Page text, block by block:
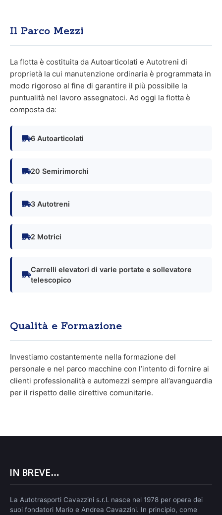
Il Parco Mezzi
La flotta è costituita da Autoarticolati e Autotreni di
proprietà la cui manutenzione ordinaria è programmata in
modo rigoroso al fine di garantire il più possibile la
puntualità nel lavoro assegnatoci. Ad oggi la flotta è
composta da:
6 Autoarticolati
20 Semirimorchi
3 Autotreni
2 Motrici
Carrelli elevatori di varie portate e sollevatore
telescopico
Qualità e Formazione
Investiamo costantemente nella formazione del
personale e nel parco macchine con l’intento di fornire ai
clienti professionalità e automezzi sempre all’avanguardia
per il rispetto delle direttive comunitarie.
IN BREVE…
La Autotrasporti Cavazzini s.r.l. nasce nel 1978 per opera dei
suoi fondatori Mario e Andrea Cavazzini. In principio, come